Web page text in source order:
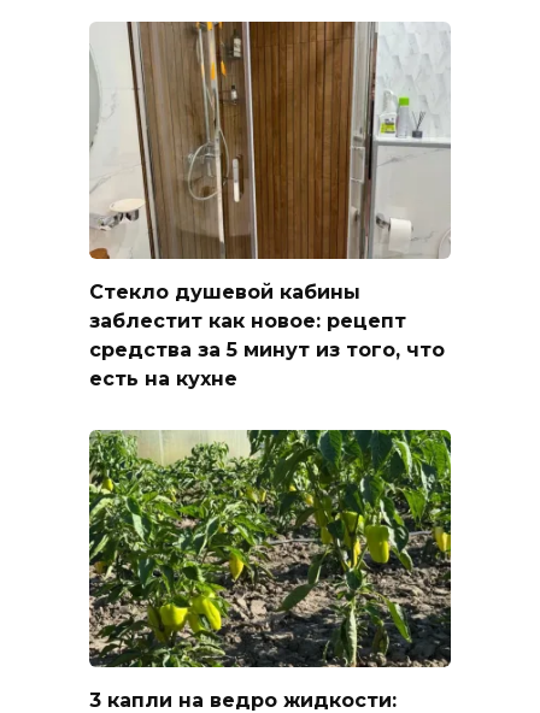
Стекло душевой кабины
заблестит как новое: рецепт
средства за 5 минут из того, что
есть на кухне
3 капли на ведро жидкости: